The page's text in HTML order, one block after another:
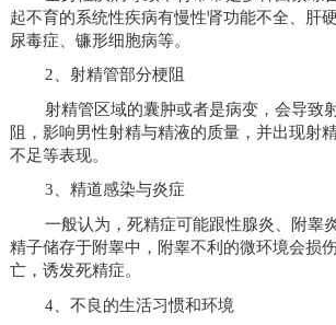
起不育的系统性疾病有慢性肾功能不全、肝
尿毒症、镰形细胞病等。
2、射精管部分梗阻
射精管区域的囊肿或者是病变，会导致
阻，影响男性射精与精液的质量，并出现射
不足等表现。
3、精道感染与炎症
一般认为，死精症可能跟性腺炎、附睾
精子储存于附睾中，附睾不利的微环境会损
亡，诱发死精症。
4、不良的生活习惯和环境